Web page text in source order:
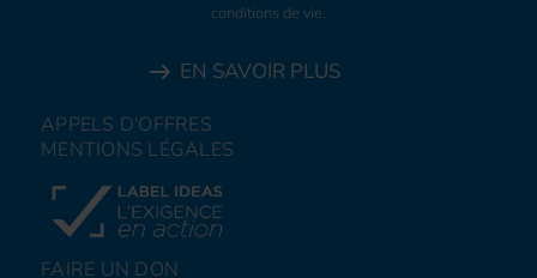
conditions de vie.
EN SAVOIR PLUS
APPELS D'OFFRES
MENTIONS LÉGALES
FAIRE UN DON